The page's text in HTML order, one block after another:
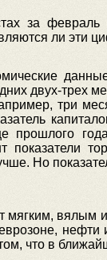
за февраль
ли эти
двух-трех
три
прошлого
Но
мягким,
что в